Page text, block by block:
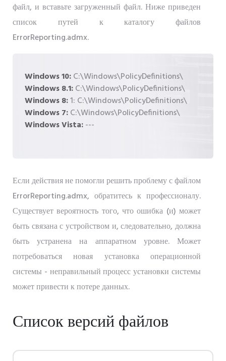
файл, и вставьте загруженный файл. Ниже приведен
список путей к каталогу файлов
ErrorReporting.admx.
Windows 10:C:\Windows\PolicyDefinitions\
Windows 8.1:C:\Windows\PolicyDefinitions\
Windows 8:1: C:\Windows\PolicyDefinitions\
Windows 7:C:\Windows\PolicyDefinitions\
Windows Vista:---
Если действия не помогли решить проблему с файлом
ErrorReporting.admx, обратитесь к профессионалу.
Существует вероятность того, что ошибка (и) может
быть связана с устройством и, следовательно, должна
быть устранена на аппаратном уровне. Может
потребоваться новая установка операционной
системы - неправильный процесс установки системы
может привести к потере данных.
Список версий файлов